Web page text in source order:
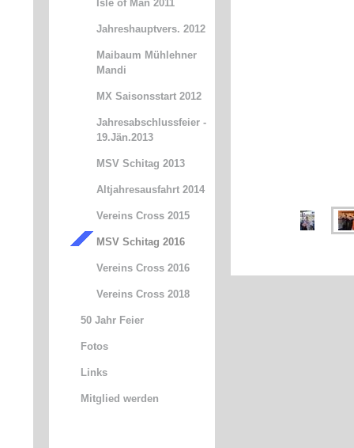
Isle of Man 2011
Jahreshauptvers. 2012
Maibaum Mühlehner
Mandi
MX Saisonsstart 2012
Jahresabschlussfeier -
19.Jän.2013
MSV Schitag 2013
Altjahresausfahrt 2014
Vereins Cross 2015
MSV Schitag 2016
Vereins Cross 2016
Vereins Cross 2018
50 Jahr Feier
Fotos
Links
Mitglied werden